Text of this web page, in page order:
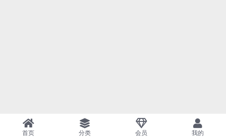
首页 分类 会员 我的